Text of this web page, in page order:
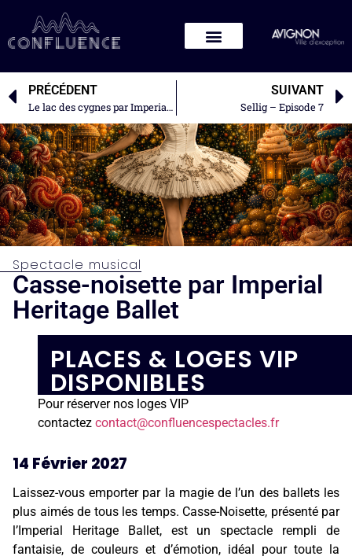
PRÉCÉDENT
Le lac des cygnes par Imperial Heritage Ballet
SUIVANT
Sellig – Episode 7
Spectacle musical
Casse-noisette par Imperial
Heritage Ballet
PLACES & LOGES VIP
DISPONIBLES
Pour réserver nos loges VIP
contactez contact@confluencespectacles.fr
14 Février 2027
Laissez-vous emporter par la magie de l’un des ballets les
plus aimés de tous les temps. Casse-Noisette, présenté par
l’Imperial Heritage Ballet, est un spectacle rempli de
fantaisie, de couleurs et d’émotion, idéal pour toute la